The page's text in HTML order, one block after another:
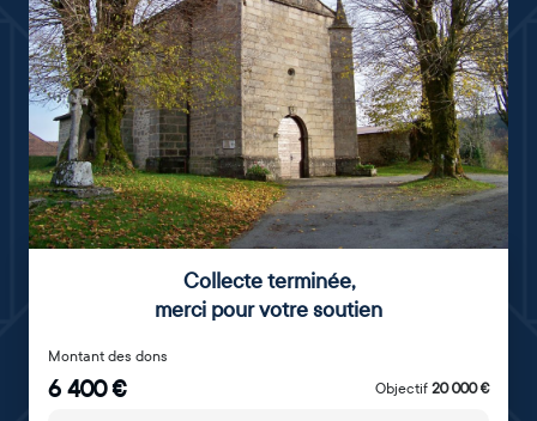
Collecte terminée,
merci pour votre soutien
Montant des dons
6 400€ Objectif 20 000€